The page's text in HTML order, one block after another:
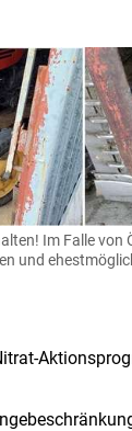
Im Falle von
und